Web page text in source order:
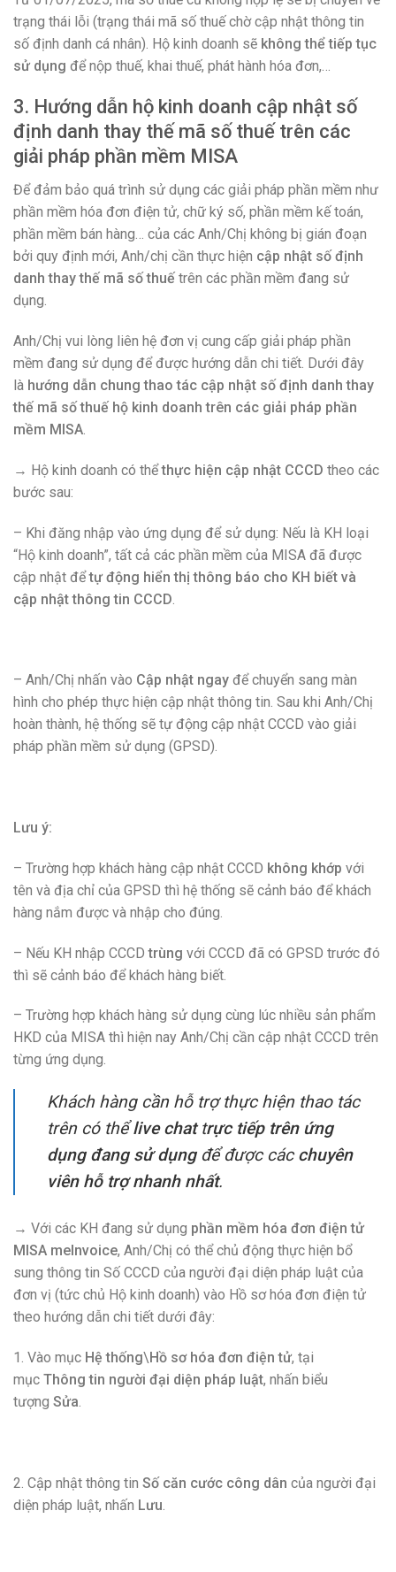
trạng thái lỗi (trạng thái mã số thuế chờ cập nhật thông tin
số định danh cá nhân). Hộ kinh doanh sẽ không thể tiếp tục
sử dụng để nộp thuế, khai thuế, phát hành hóa đơn,…
3. Hướng dẫn hộ kinh doanh cập nhật số
định danh thay thế mã số thuế trên các
giải pháp phần mềm MISA
Để đảm bảo quá trình sử dụng các giải pháp phần mềm như
phần mềm hóa đơn điện tử, chữ ký số, phần mềm kế toán,
phần mềm bán hàng… của các Anh/Chị không bị gián đoạn
bởi quy định mới, Anh/chị cần thực hiện cập nhật số định
danh thay thế mã số thuế trên các phần mềm đang sử
dụng.
Anh/Chị vui lòng liên hệ đơn vị cung cấp giải pháp phần
mềm đang sử dụng để được hướng dẫn chi tiết. Dưới đây
là hướng dẫn chung thao tác cập nhật số định danh thay
thế mã số thuế hộ kinh doanh trên các giải pháp phần
mềm MISA.
→ Hộ kinh doanh có thểthực hiện cập nhật CCCD theo các
bước sau:
– Khi đăng nhập vào ứng dụng để sử dụng: Nếu là KH loại
“Hộ kinh doanh”, tất cả các phần mềm của MISA đã được
cập nhật đểtự động hiển thị thông báo cho KH biết và
cập nhật thông tin CCCD.
– Anh/Chị nhấn vào Cập nhật ngay để chuyển sang màn
hình cho phép thực hiện cập nhật thông tin. Sau khi Anh/Chị
hoàn thành, hệ thống sẽ tự động cập nhật CCCD vào giải
pháp phần mềm sử dụng (GPSD).
Lưu ý:
– Trường hợp khách hàng cập nhật CCCD không khớp với
tên và địa chỉ của GPSD thì hệ thống sẽ cảnh báo để khách
hàng nắm được và nhập cho đúng.
– Nếu KH nhập CCCDtrùng với CCCD đã có GPSD trước đó
thì sẽ cảnh báo để khách hàng biết.
– Trường hợp khách hàng sử dụng cùng lúc nhiều sản phẩm
HKD của MISA thì hiện nay Anh/Chị cần cập nhật CCCD trên
từng ứng dụng.
Khách hàng cần hỗ trợ thực hiện thao tác
trên có thểlive chattrực tiếp trên ứng
dụng đang sử dụngđể được cácchuyên
viên hỗ trợ nhanh nhất.
→ Với các KH đang sử dụng phần mềm hóa đơn điện tử
MISA meInvoice, Anh/Chị có thể chủ động thực hiện bổ
sung thông tin Số CCCD của người đại diện pháp luật của
đơn vị (tức chủ Hộ kinh doanh) vào Hồ sơ hóa đơn điện tử
theo hướng dẫn chi tiết dưới đây:
1. Vào mục Hệ thống\Hồ sơ hóa đơn điện tử, tại
mục Thông tin người đại diện pháp luật, nhấn biểu
tượng Sửa.
2. Cập nhật thông tin Số căn cước công dân của người đại
diện pháp luật, nhấn Lưu